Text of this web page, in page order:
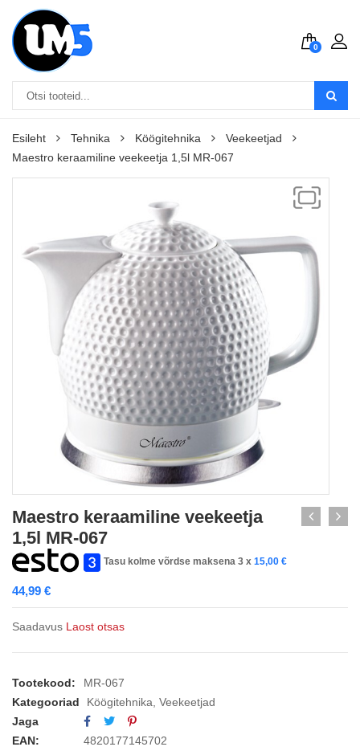
0
Esileht Tehnika Köögitehnika
Veekeetjad
Maestro keraamiline veekeetja 1,5l MR-067
Maestro keraamiline veekeetja
1,5l MR-067
Tasu kolme võrdse maksena 3 x 15,00 €
44,99 €
Saadavus Laost otsas
Tootekood:
MR-067
Kategooriad
Köögitehnika Veekeetjad
Jaga
EAN:
4820177145702